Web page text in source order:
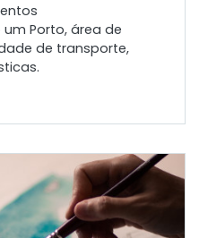
Porto, área de
de transporte,